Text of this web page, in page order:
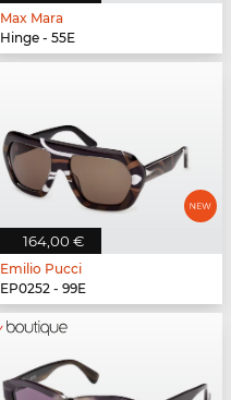
Max Mara
Hinge - 55E
164,00 €
Emilio Pucci
EP0252 - 99E